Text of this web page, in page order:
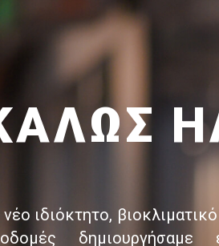
ιδιόκτητο,
δημιουργήσαμε